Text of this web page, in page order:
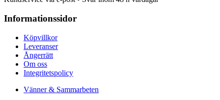
Informationssidor
Köpvillkor
Leveranser
Ångerrätt
Om oss
Integritetspolicy
Vänner & Sammarbeten